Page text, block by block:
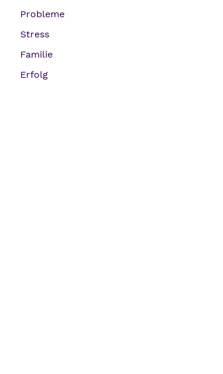
Probleme
Stress
Familie
Erfolg